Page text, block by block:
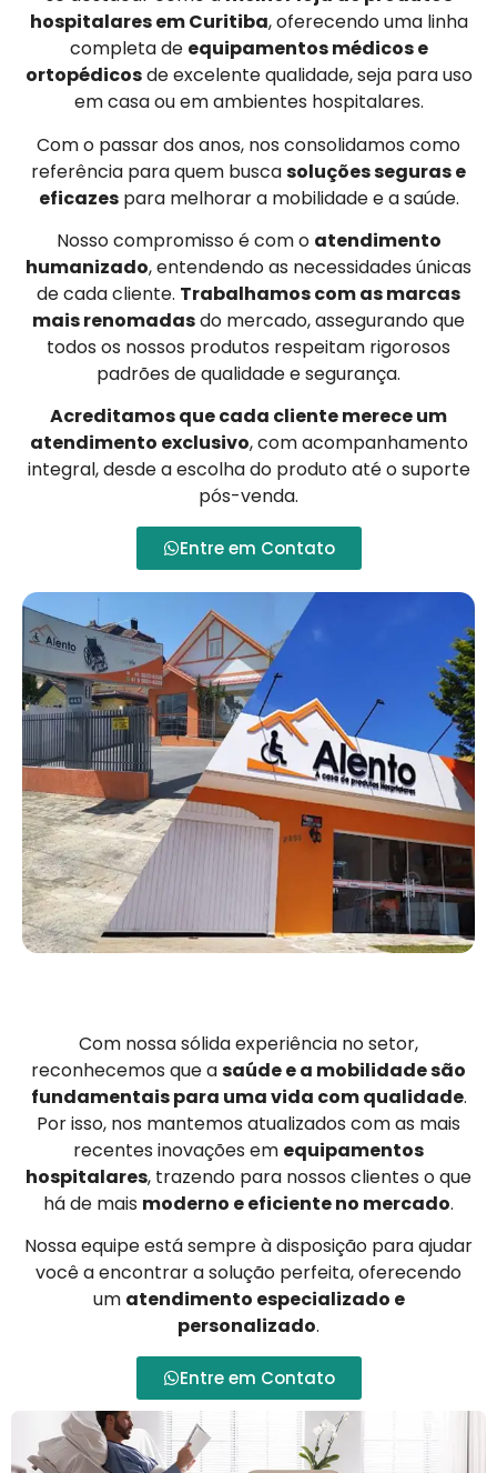
hospitalares em Curitiba, oferecendo uma linha
completa de equipamentos médicos e
ortopédicosde excelente qualidade, seja para uso
em casa ou em ambientes hospitalares.
Com o passar dos anos, nos consolidamos como
referência para quem buscasoluções seguras e
eficazespara melhorar a mobilidade e a saúde.
Nosso compromisso é com o atendimento
humanizado, entendendo as necessidades únicas
de cada cliente. Trabalhamos com as marcas
mais renomadasdo mercado, assegurando que
todos os nossos produtos respeitam rigorosos
padrões de qualidade e segurança.
Acreditamos que cada cliente merece um
atendimento exclusivo, com acompanhamento
integral, desde a escolha do produto até o suporte
pós-venda.
Entre em Contato
Com nossa sólida experiência no setor,
reconhecemos que asaúde e a mobilidade são
fundamentais para uma vida com qualidade.
Por isso, nos mantemos atualizados com as mais
recentes inovações em equipamentos
hospitalares, trazendo para nossos clientes o que
há de mais moderno e eficiente no mercado.
Nossa equipe está sempre à disposição para ajudar
você a encontrar a solução perfeita, oferecendo
um atendimento especializado e
personalizado.
Entre em Contato